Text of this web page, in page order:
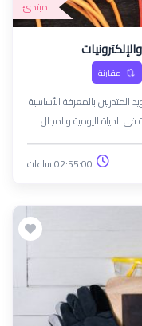
مبتدئ
مقارنة
المتدربين بالمعرفة الأساسية
في الحياة اليومية والمجال
والمقاومة، بالإضافة إلى
الإلكترونية مثل
02:55:00 ساعات